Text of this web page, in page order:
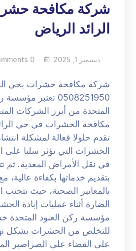
شركة مكافحة
الرائد الرياض
ديسمبر 1, 2025 0 Comments
شركة مكافحة حشرات بحي
0508251950 تعتبر
المتحدة من أبرز الشركات
مكافحة الحشرات في حي
تقدم حلولا فعالة لمشكلة
الحشرات التي تؤثر سلبا
في نقل الأمراض المعدية. ثم
بتقديم خدماتها بكفاءة عالية، مع
بالمعايير الصحية، حيث تتجنب
الضارة أثناء عمليات إبادة
مؤسسة ركن العنود المتحدة
للتخلص من الحشرات بشكل
على القضاء على الصراصير